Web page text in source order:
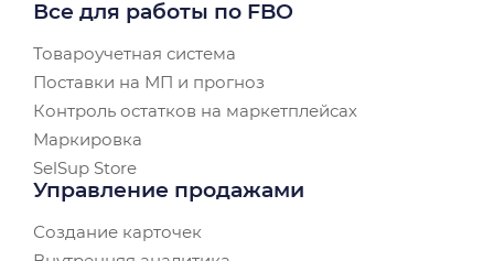
Все для работы по FBO
Товароучетная система
Поставки на МП и прогноз
Контроль остатков на маркетплейсах
Маркировка
SelSup Store
Управление продажами
Создание карточек